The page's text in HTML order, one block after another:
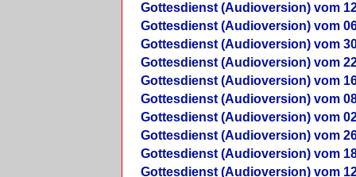
Gottesdienst (Audioversion) vom
Gottesdienst (Audioversion) vom
Gottesdienst (Audioversion) vom
Gottesdienst (Audioversion) vom
Gottesdienst (Audioversion) vom
Gottesdienst (Audioversion) vom
Gottesdienst (Audioversion) vom
Gottesdienst (Audioversion) vom
Gottesdienst (Audioversion) vom
Gottesdienst (Audioversion) vom